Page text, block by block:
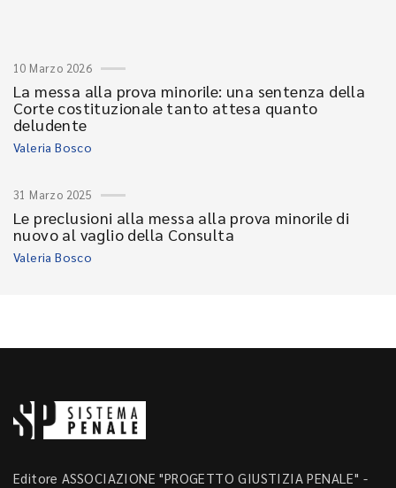
10 Marzo 2026
La messa alla prova minorile: una sentenza della
Corte costituzionale tanto attesa quanto
deludente
Valeria Bosco
31 Marzo 2025
Le preclusioni alla messa alla prova minorile di
nuovo al vaglio della Consulta
Valeria Bosco
Editore ASSOCIAZIONE "PROGETTO GIUSTIZIA PENALE" -